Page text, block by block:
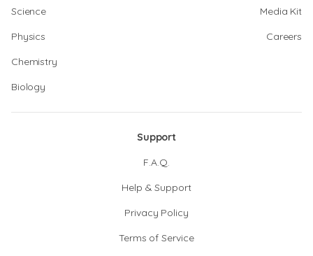
Science
Physics
Chemistry
Biology
Media Kit
Careers
Support
F.A.Q.
Help & Support
Privacy Policy
Terms of Service